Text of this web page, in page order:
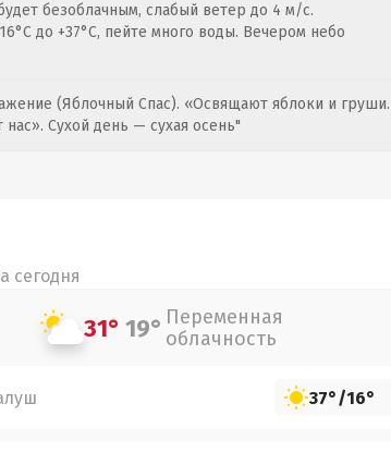
безоблачным, слабый ветер до 4 м/с.
до +37°C, пейте много воды. Вечером небо
(Яблочный Спас). «Освящают яблоки и груши.
Сухой день — сухая осень"
сегодня
31° 19° Переменная
облачность
37°/16°